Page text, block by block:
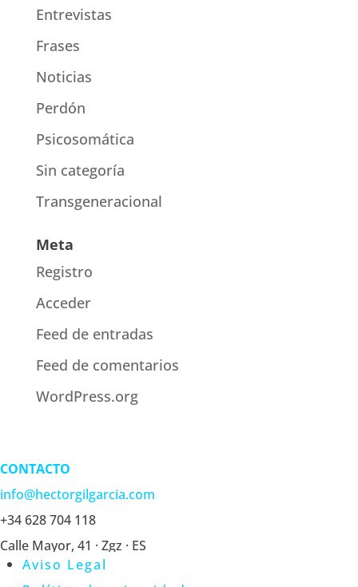
Entrevistas
Frases
Noticias
Perdón
Psicosomática
Sin categoría
Transgeneracional
Meta
Registro
Acceder
Feed de entradas
Feed de comentarios
WordPress.org
CONTACTO
info@hectorgilgarcia.com
+34 628 704 118
Calle Mayor, 41 · Zgz · ES
Aviso Legal